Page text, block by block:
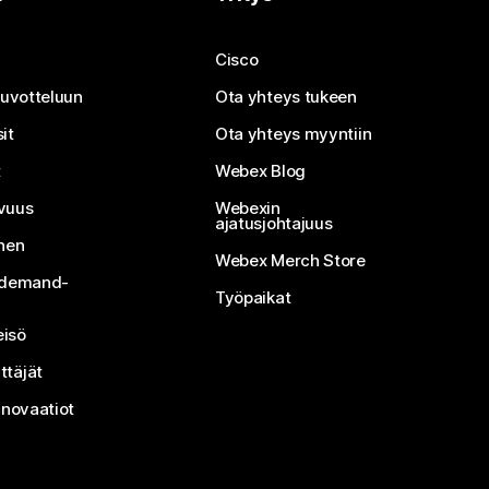
Cisco
Ota yhteys tukeen
Ota yhteys myyntiin
Webex Blog
Webexin
ajatusjohtajuus
Webex Merch Store
Työpaikat